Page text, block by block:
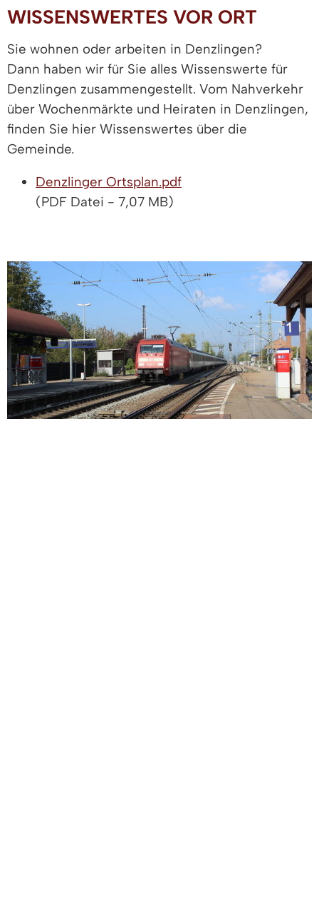
WISSENSWERTES VOR ORT
Sie wohnen oder arbeiten in Denzlingen?
Dann haben wir für Sie alles Wissenswerte für
Denzlingen zusammengestellt. Vom Nahverkehr
über Wochenmärkte und Heiraten in Denzlingen,
finden Sie hier Wissenswertes über die
Gemeinde.
Denzlinger Ortsplan.pdf
(PDF Datei - 7,07 MB)